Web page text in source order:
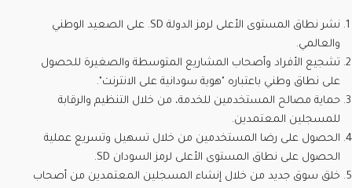
نشر نطاق المستوى الأعلى لرمز الدولة SD. على الصعيد الوطني
والعالمي.
تشجيع الأفراد وأصحاب المشاريع المتوسطة والصغيرة للحصول
على نطاق وطني باعتباره "هوية سودانية على الانترنت".
حماية مصالح المستخدمين للخدمة، من خلال التنظيم والرقابة
للمسجلين المعتمدين.
الحصول على رضا المستخدمين من خلال تسهيل وتسريع عملية
الحصول على نطاق المستوى الأعلى لرمز السودان SD.
خلق سوق جديد من خلال إنشاء المسجلين المعتمدين من أصحاب